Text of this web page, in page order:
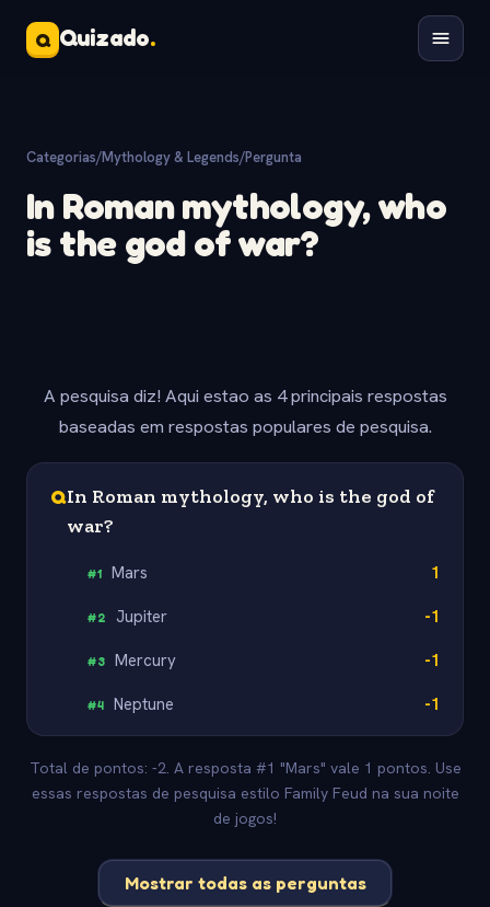
Q Quizado.
Categorias/Mythology & Legends/Pergunta
In Roman mythology, who
is the god of war?
A pesquisa diz! Aqui estao as 4 principais respostas
baseadas em respostas populares de pesquisa.
QIn Roman mythology, who is the god of
war?
#1 Mars 1
#2 Jupiter -1
#3 Mercury -1
#4 Neptune -1
Total de pontos: -2. A resposta #1 "Mars" vale 1 pontos. Use
essas respostas de pesquisa estilo Family Feud na sua noite
de jogos!
Mostrar todas as perguntas